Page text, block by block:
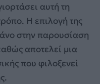
αυτή τη
Η επιλογή της
στην παρουσίαση
αποτελεί μια
που φιλοξενεί